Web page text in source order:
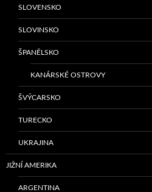
SLOVENSKO
SLOVINSKO
ŠPANĚLSKO
KANÁRSKÉ OSTROVY
ŠVÝCARSKO
TURECKO
UKRAJINA
JIŽNÍ AMERIKA
ARGENTINA